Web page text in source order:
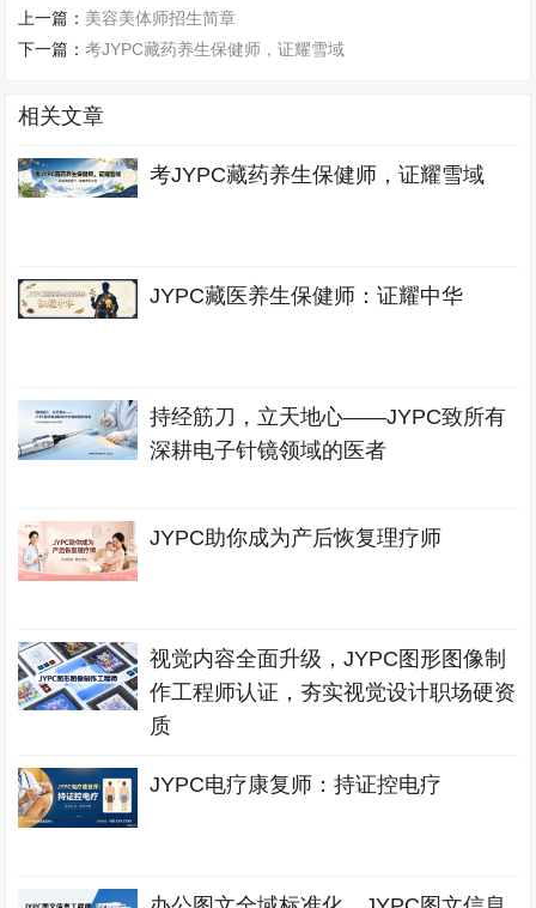
上一篇： 美容美体师招生简章
下一篇：考JYPC藏药养生保健师，证耀雪域
相关文章
考JYPC藏药养生保健师，证耀雪域
JYPC藏医养生保健师：证耀中华
持经筋刀，立天地心——JYPC致所有
深耕电子针镜领域的医者
JYPC助你成为产后恢复理疗师
视觉内容全面升级，JYPC图形图像制
作工程师认证，夯实视觉设计职场硬资
质
JYPC电疗康复师：持证控电疗